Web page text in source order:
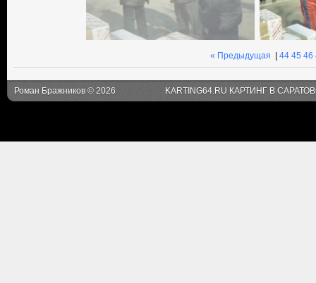
« Предыдущая 44 45 46
Роман Бражников © 2026 KARTING64.RU КАРТИНГ В